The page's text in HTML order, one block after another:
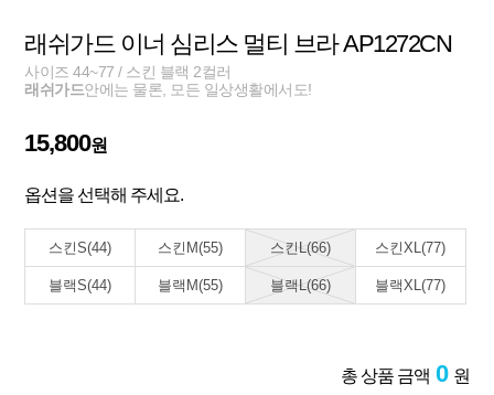
래쉬가드 이너 심리스 멀티 브라 AP1272CN
사이즈 44~77 / 스킨 블랙 2컬러
래쉬가드안에는 물론, 모든 일상생활에서도!
15,800원
옵션을 선택해 주세요.
스킨S(44) 스킨M(55) 스킨L(66) 스킨XL(77)
블랙S(44) 블랙M(55) 블랙L(66) 블랙XL(77)
총 상품 금액 0 원